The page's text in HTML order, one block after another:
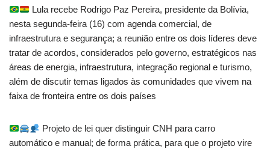
Lula recebe Rodrigo Paz Pereira, presidente da Bolívia,
nesta segunda-feira (16) com agenda comercial, de
infraestrutura e segurança; a reunião entre os dois líderes deve
tratar de acordos, considerados pelo governo, estratégicos nas
áreas de energia, infraestrutura, integração regional e turismo,
além de discutir temas ligados às comunidades que vivem na
faixa de fronteira entre os dois países
Projeto de lei quer distinguir CNH para carro
automático e manual; de forma prática, para que o projeto vire